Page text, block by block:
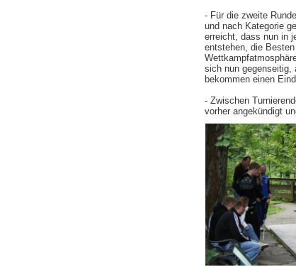
- Für die zweite
und nach Kategorie
erreicht, dass nun in
entstehen, die
sich nun gegenseitig,
bekommen einen
- Zwischen
vorher angekündigt